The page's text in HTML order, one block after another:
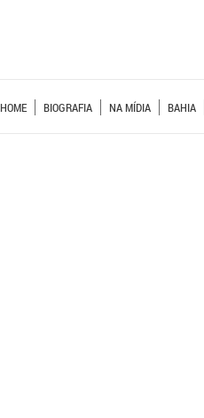
HOME BIOGRAFIA NA MÍDIA BAHIA